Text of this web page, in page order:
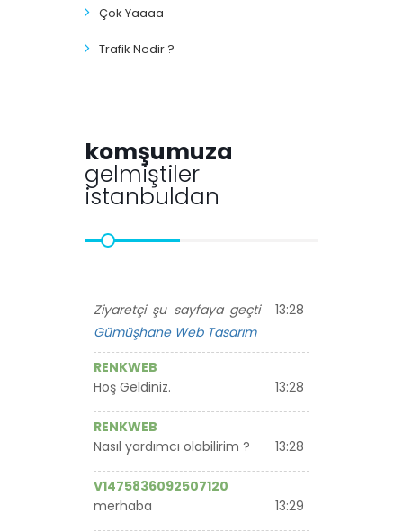
Çok Yaaaa
Trafik Nedir ?
komşumuza
gelmiştiler
istanbuldan
13:28
Ziyaretçi şu sayfaya geçti
Gümüşhane Web Tasarım
RENKWEB
13:28
Hoş Geldiniz.
RENKWEB
13:28
Nasıl yardımcı olabilirim ?
V1475836092507120
13:29
merhaba